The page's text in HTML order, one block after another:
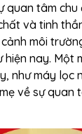
quan tâm
và tinh
môi
hiện nay. Một
như máy lọc
về sự quan